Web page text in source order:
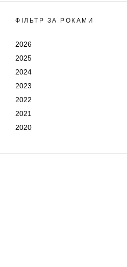
ФІЛЬТР ЗА РОКАМИ
2026
2025
2024
2023
2022
2021
2020